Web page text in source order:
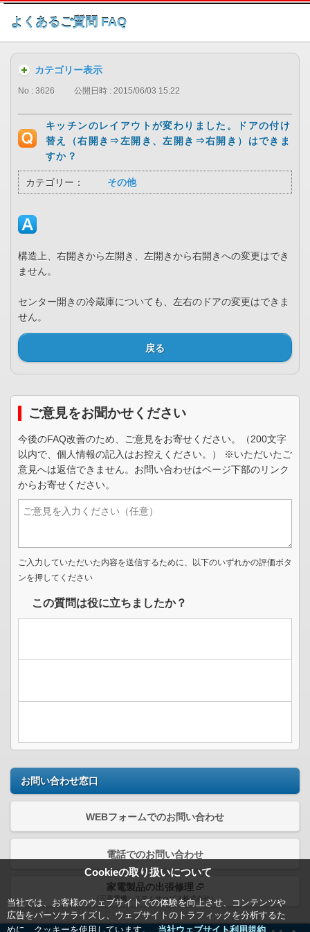
このページの本文へ
よくあるご質問 FAQ
Cookieの取り扱いについて
当社では、お客様のウェブサイトでの体験を向上させ、コンテンツや
広告をパーソナライズし、ウェブサイトのトラフィックを分析するた
めに、クッキーを使用しています。
当社ウェブサイト利用規約＿
カテゴリー表示
No : 3626 公開日時 : 2015/06/03 15:22
キッチンのレイアウトが変わりました。ドアの付け
替え（右開き⇒左開き、左開き⇒右開き）はできま
すか？
カテゴリー： その他
構造上、右開きから左開き、左開きから右開きへの変更はでき
ません。
センター開きの冷蔵庫についても、左右のドアの変更はできま
せん。
戻る
ご意見をお聞かせください
今後のFAQ改善のため、ご意見をお寄せください。（200文字
以内で、個人情報の記入はお控えください。） ※いただいたご
意見へは返信できません。お問い合わせはページ下部のリンク
からお寄せください。
ご入力していただいた内容を送信するために、以下のいずれかの評価ボタ
ンを押してください
この質問は役に立ちましたか？
お問い合わせ窓口
WEBフォームでのお問い合わせ
電話でのお問い合わせ
家電製品の出張修理
（三菱電機システムサービス株式会社）